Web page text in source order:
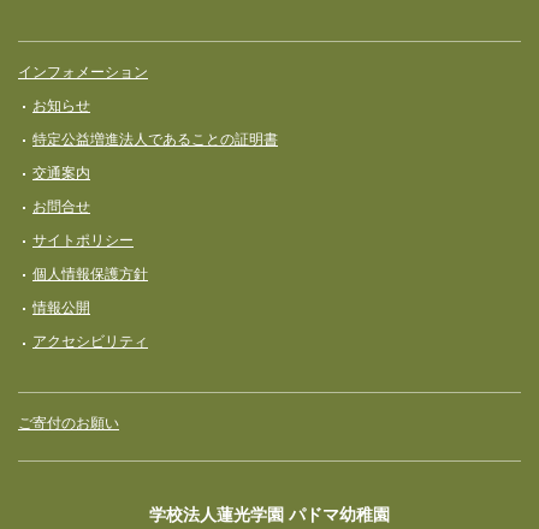
インフォメーション
お知らせ
特定公益増進法人であることの証明書
交通案内
お問合せ
サイトポリシー
個人情報保護方針
情報公開
アクセシビリティ
ご寄付のお願い
学校法人蓮光学園 パドマ幼稚園